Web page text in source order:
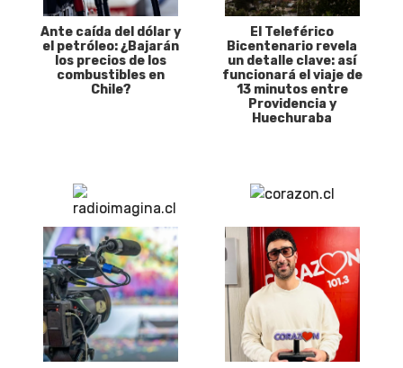
Ante caída del dólar y
el petróleo: ¿Bajarán
los precios de los
combustibles en
Chile?
El Teleférico
Bicentenario revela
un detalle clave: así
funcionará el viaje de
13 minutos entre
Providencia y
Huechuraba